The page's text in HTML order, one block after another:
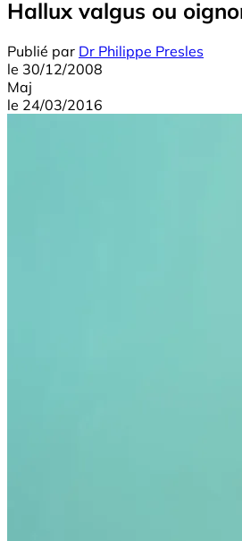
Hallux valgus ou
Publié par Dr Philippe Presles
le 30/12/2008
Maj
le 24/03/2016